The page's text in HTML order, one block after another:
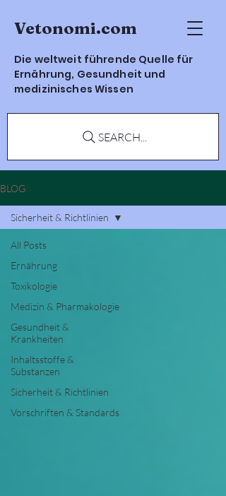
Vetonomi.com
Die weltweit führende Quelle für
Ernährung, Gesundheit und
medizinisches Wissen
SEARCH...
BLOG
All Posts
Ernährung
Toxikologie
Medizin & Pharmakologie
Gesundheit &
Krankheiten
Inhaltsstoffe &
Substanzen
Sicherheit & Richtlinien
Vorschriften & Standards
Sicherheit & Richtlinien